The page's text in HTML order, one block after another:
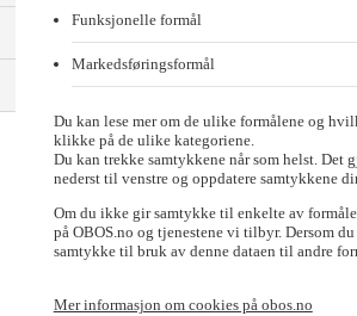
Funksjonelle formål
Markedsføringsformål
Du kan lese mer om de ulike formålene og
klikke på de ulike kategoriene.
Du kan trekke samtykkene når som helst. Det
nederst til venstre og oppdatere samtykkene
Om du ikke gir samtykke til enkelte av
på OBOS.no og tjenestene vi tilbyr. Dersom
samtykke til bruk av denne dataen til andre
Mer informasjon om cookies på obos.no